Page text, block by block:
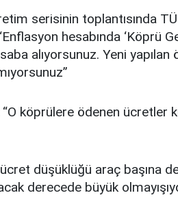
serisinin toplantısında
hesabında ‘Köprü
alıyorsunuz. Yeni
köprülere ödenen ücretler
düşüklüğü araç başına
derecede büyük